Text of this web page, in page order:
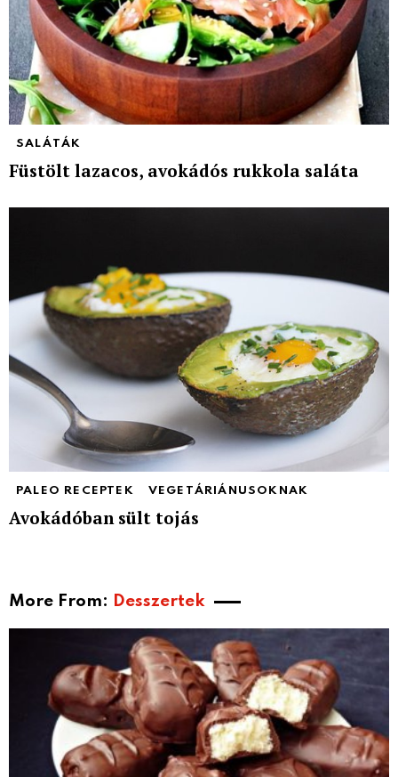
SALÁTÁK
Füstölt lazacos, avokádós rukkola saláta
PALEO RECEPTEK VEGETÁRIÁNUSOKNAK
Avokádóban sült tojás
More From: Desszertek